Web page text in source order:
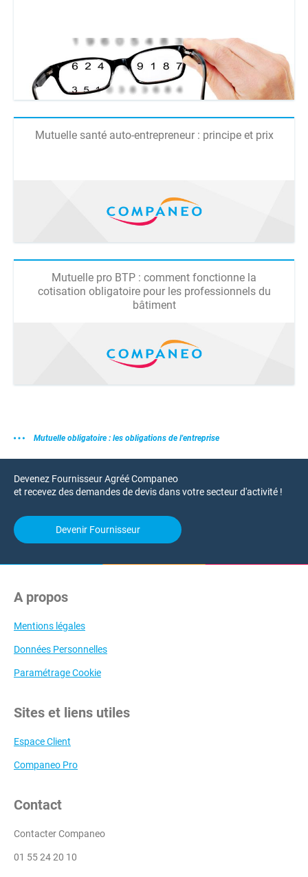
Mutuelle santé auto-entrepreneur : principe et prix
Mutuelle pro BTP : comment fonctionne la
cotisation obligatoire pour les professionnels du
bâtiment
Mutuelle obligatoire : les obligations de l'entreprise
Devenez Fournisseur Agréé Companeo
et recevez des demandes de devis dans votre secteur d'activité !
Devenir Fournisseur
A propos
Mentions légales
Données Personnelles
Paramétrage Cookie
Sites et liens utiles
Espace Client
Companeo Pro
Contact
Contacter Companeo
01 55 24 20 10